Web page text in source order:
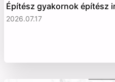
Építész gyakornok építész
2026.07.17